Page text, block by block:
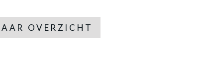
OVERZICHT